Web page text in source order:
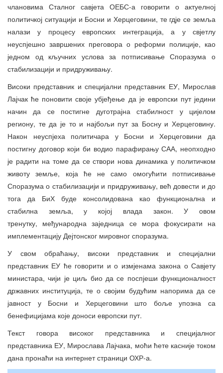
члановима Сталног савјета ОЕБС-а говорити о актуелној
политичкој ситуацији и Босни и Херцеговини, те гдје се земља
налази у процесу европских интеграција, а у свјетлу
неуспјешно завршених преговора о реформи полиције, као
једном од кључних услова за потписивање Споразума о
стабилизацији и придруживању.
Високи представник и специјални представник ЕУ, Мирослав
Лајчак ће поновити своје убјеђење да је европски пут једини
начин да се постигне дуготрајна стабилност у цијелом
региону, те да је то и најбољи пут за Босну и Херцеговину.
Након неуспјеха политичара у Босни и Херцеговини да
постигну договор који би водио парафирању САА, неопходно
је радити на томе да се створи нова динамика у политичком
животу земље, која ће не само омогућити потписивање
Споразума о стабилизацији и придруживању, већ довести и до
тога да БиХ буде консолидована као функционална и
стабилна земља, у којој влада закон. У овом
тренутку, међународна заједница се мора фокусирати на
имплементацију Дејтонског мировног споразума.
У свом обраћању, високи представник и специјални
представник ЕУ ће говорити и о измјенама закона о Савјету
министара, чији је циљ био да се поспјеши функционалност
државних институција, те о својим будућим напорима да се
јавност у Босни и Херцеговини што боље упозна са
бенефицијама које доноси европски пут.
Текст говора високог представника и специјалног
представника ЕУ, Мирослава Лајчака, моћи ћете касније током
дана пронаћи на интернет страници ОХР-а.